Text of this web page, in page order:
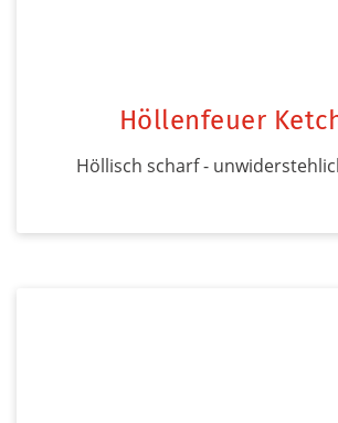
Höllenfeuer
Höllisch scharf -